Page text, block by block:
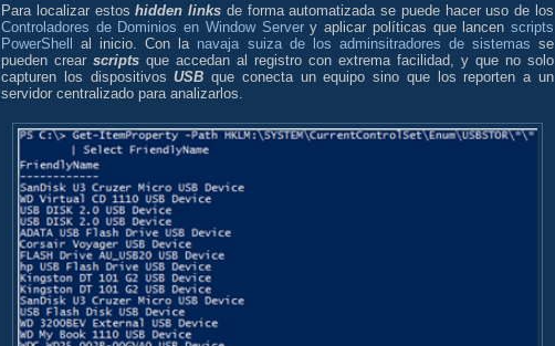
Para localizar estoshidden links de forma automatizada se puede hacer uso de los
Controladores de Dominios en Window Servery aplicar políticas que lancenscripts
PowerShell
al inicio. Con la navaja suiza de los adminsitradores de sistemas se
pueden crear scripts que accedan al registro con extrema facilidad, y que no solo
capturen los dispositivosUSB que conecta un equipo sino que los reporten a un
servidor centralizado para analizarlos.